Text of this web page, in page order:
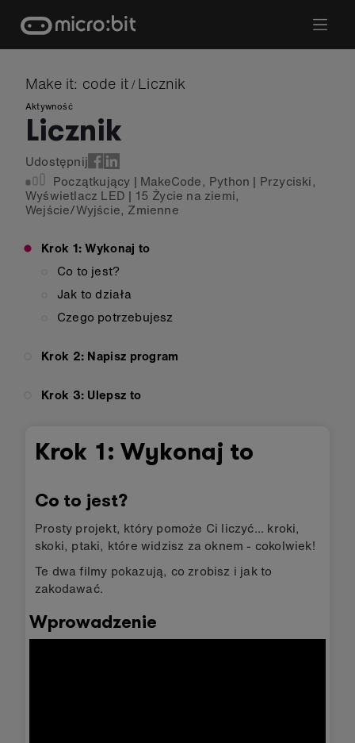
content
Make it: code it / Licznik
Aktywność
Licznik
Udostępnij
Początkujący | MakeCode, Python | Przyciski,
Wyświetlacz LED | 15 Życie na ziemi,
Wejście/Wyjście, Zmienne
Krok 1: Wykonaj to
Co to jest?
Jak to działa
Czego potrzebujesz
Krok 2: Napisz program
Krok 3: Ulepsz to
Krok 1: Wykonaj to
Co to jest?
Prosty projekt, który pomoże Ci liczyć... kroki,
skoki, ptaki, które widzisz za oknem - cokolwiek!
Te dwa filmy pokazują, co zrobisz i jak to
zakodawać.
Wprowadzenie